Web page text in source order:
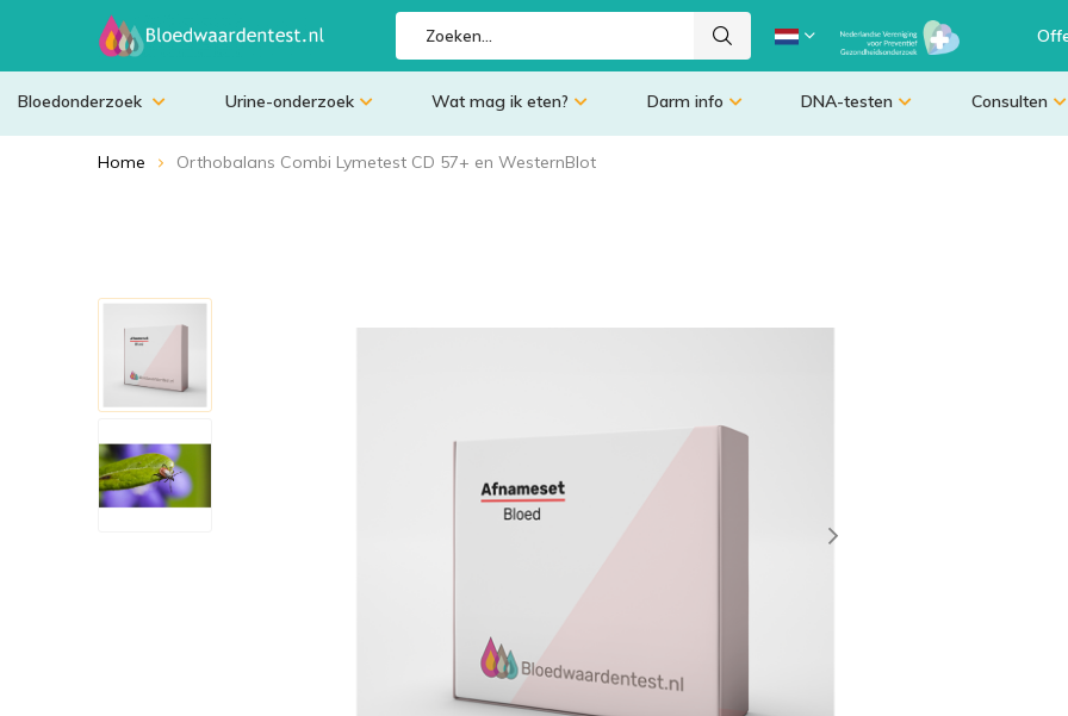
Bloedonderzoek Urine-onderzoek Wat mag ik eten? Darm info DNA-testen Consulten
Home Orthobalans Combi Lymetest CD 57+ en WesternBlot